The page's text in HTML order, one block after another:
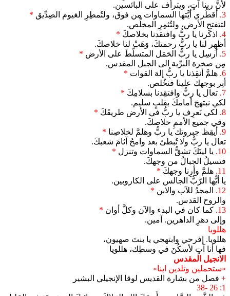
لأنَّ ربنا آتٍ، ويترأّف على البائسين.
3.
أقطُري أيَّتها السماوات من فوق، ولتُمطِرِ الغيوم الصِدِّيق *
لتتفتحِ الأرض، ولتُثمِرِ المخلِّص.
4.
اذكرنا يا ربُّ وافتقدنا بخلاصكَ *
أظهِر لنا يا ربُّ رحمتكَ، وَهَبْ لنا خلاصكَ.
5.
أرسِل يا ربُّ الحَمَل المتسلّطَ على الأرض *
مِن صخرة البرِّية الى الجبل المقدس.
6. هلمَّ أنقِذنا يا ربُّ إلهَ القوات *
أنِر بوجهك علينا فنخُلص.
7. تعال يا ربُّ وافتقِدنا بسلامِكَ *
لكي نبتهجَ أمامكَ بقلبٍ سليم.
8. لكي نَعرِف يا ربُّ في الأرض طريقَكَ *
وفي جميع الأممِ خلاصكَ.
9.
أيقِظ جبروتك يا ربُّ وهلمَّ لخلاصِنا *
تعال يا ربُّ ولا تُبطئ بعد وامحُ آثامَ شعبكَ.
10. يا ليتَكَ تشقُّ السماوات وتنزل *
فتسيلُ الجبالُ من وجهكَ.
11. هلمَّ وأرِنا وجهكَ *
يا أيُّها الرّبُّ الجالس على الكاروبين.
12.
المجدُ للآب والابن *
والروح القدس.
13. كما كان في البدء والآن وكلَّ أوان *
وإلى دهرِ الداهرين. آمين.
هللويا
هللويا. إفرحي وابتهجي يا بنتَ صهيون،
فها أنا آتٍ لأسكُنَ في وسطِك، هللويا
الانجيل المقدس
«ستحملين وتلدين ابنا»
+ فصل من بشارة القديس لوقا الإنجيلي البشير
1: 26 -38